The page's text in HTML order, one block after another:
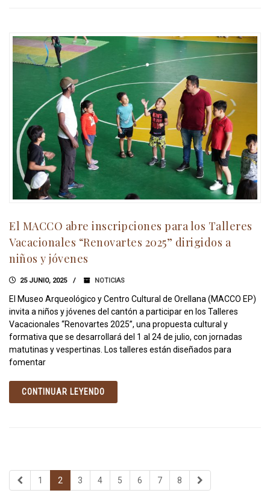
El MACCO abre inscripciones para los Talleres
Vacacionales “Renovartes 2025” dirigidos a
niños y jóvenes
25 JUNIO, 2025 NOTICIAS
El Museo Arqueológico y Centro Cultural de Orellana (MACCO EP)
invita a niños y jóvenes del cantón a participar en los Talleres
Vacacionales “Renovartes 2025”, una propuesta cultural y
formativa que se desarrollará del 1 al 24 de julio, con jornadas
matutinas y vespertinas. Los talleres están diseñados para
fomentar
CONTINUAR LEYENDO
1 2 3 4 5 6 7 8